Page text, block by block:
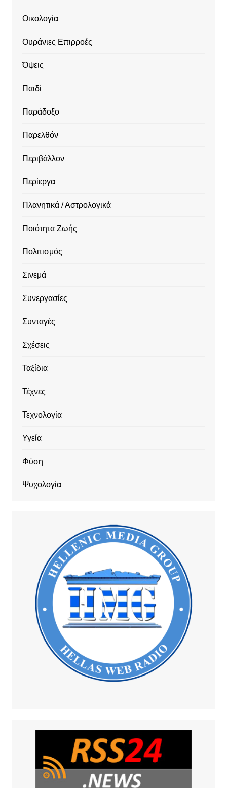
Οικολογία
Ουράνιες Επιρροές
Όψεις
Παιδί
Παράδοξο
Παρελθόν
Περιβάλλον
Περίεργα
Πλανητικά / Αστρολογικά
Ποιότητα Ζωής
Πολιτισμός
Σινεμά
Συνεργασίες
Συνταγές
Σχέσεις
Ταξίδια
Τέχνες
Τεχνολογία
Υγεία
Φύση
Ψυχολογία